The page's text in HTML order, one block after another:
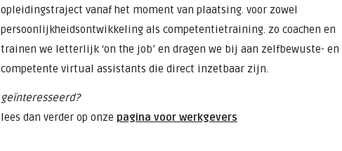
opleidingstraject vanaf het moment van plaatsing. voor zowel
persoonlijkheidsontwikkeling als competentietraining. zo coachen en
trainen we letterlijk ‘on the job’ en dragen we bij aan zelfbewuste- en
competente virtual assistants die direct inzetbaar zijn.
geïnteresseerd?
lees dan verder op onze pagina voor werkgevers